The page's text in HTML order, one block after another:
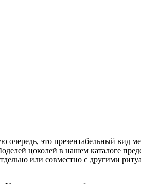
это презентабельный вид
цоколей в нашем каталоге
или совместно с другими